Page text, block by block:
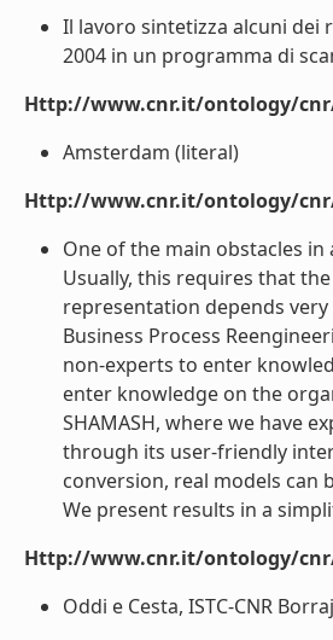
Il lavoro sintetizza alcuni
2004 in un programma di
Http://www.cnr.it/ontology/
Amsterdam (literal)
Http://www.cnr.it/ontology/
One of the main obstacles
Usually, this requires that
representation depends
Business Process
non-experts to enter
enter knowledge on the
SHAMASH, where we have
through its user-friendly
conversion, real models can
We present results in a
Http://www.cnr.it/ontology/
Oddi e Cesta, ISTC-CNR